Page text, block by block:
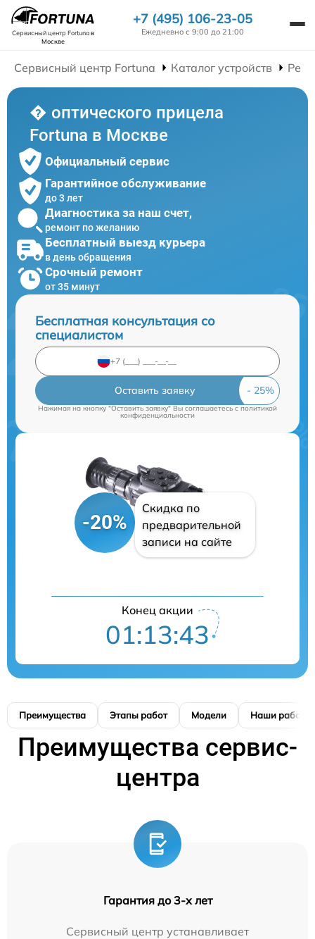
Сервисный центр Fortunaв
Москве
+7 (495) 106-23-05
Ежедневно с 9:00 до 21:00
Сервисный центр Fortuna Каталог устройств
� оптического прицела
Fortuna в Москве
Официальный сервис
Гарантийное обслуживание
до 3 лет
Диагностика за наш счет,
ремонт по желанию
Бесплатный выезд курьера
в день обращения
Срочный ремонт
от 35 минут
Бесплатная консультация со
специалистом
Оставить заявку
Нажимая на кнопку "Оставить заявку" Вы соглашаетесь cполитикой
конфиденциальности
-20%
Скидка по
предварительной
записи на сайте
Конец акции
01:13:41
Преимущества Этапы работ Модели Наши работы
Преимущества сервис-
центра
Гарантия до 3-х лет
Сервисный центр устанавливает